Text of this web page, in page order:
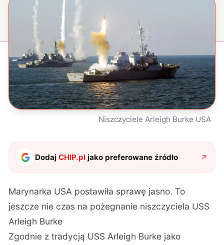
Niszczyciele Arleigh Burke USA
DodajCHIP.pl jako preferowane źródło
Marynarka USA postawiła sprawę jasno. To
jeszcze nie czas na pożegnanie niszczyciela USS
Arleigh Burke
Zgodnie z tradycją USS Arleigh Burke jako